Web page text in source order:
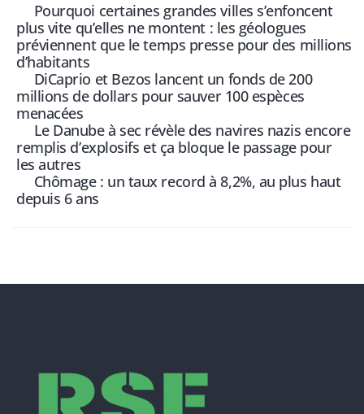
Pourquoi certaines grandes villes s’enfoncent
plus vite qu’elles ne montent : les géologues
préviennent que le temps presse pour des millions
d’habitants
DiCaprio et Bezos lancent un fonds de 200
millions de dollars pour sauver 100 espèces
menacées
Le Danube à sec révèle des navires nazis encore
remplis d’explosifs et ça bloque le passage pour
les autres
Chômage : un taux record à 8,2%, au plus haut
depuis 6 ans